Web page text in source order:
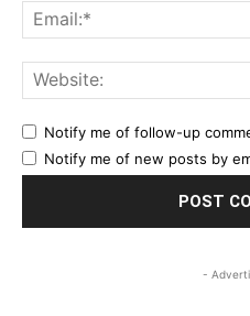
Notify me of follow-up
Notify me of new posts by
-